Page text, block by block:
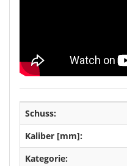
Schuss:
Kaliber [mm]:
Kategorie: